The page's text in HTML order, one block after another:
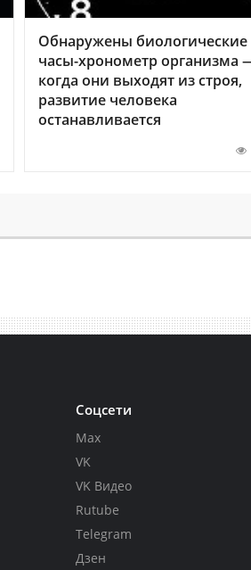
Обнаружены биологические
часы-хронометр организма
когда они выходят из строя,
развитие человека
останавливается
Соцсети
Max
VK
VK Видео
Rutube
Telegram
Дзен